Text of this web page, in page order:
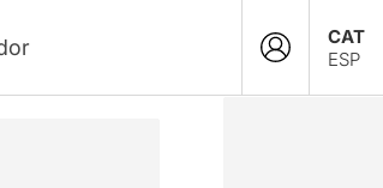
CAT
ESP